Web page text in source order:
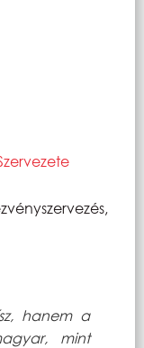
hanem a
mint